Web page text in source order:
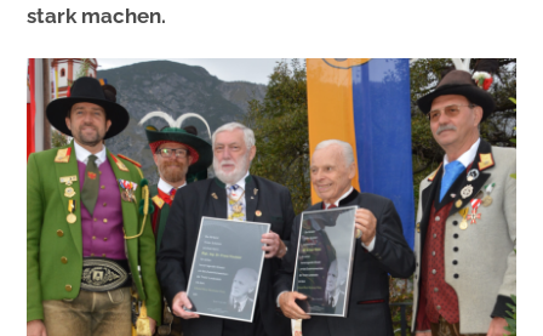
stark machen.